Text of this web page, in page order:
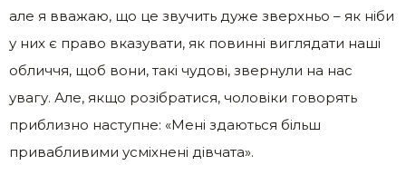
але я вважаю, що це звучить дуже зверхньо – як ніби
у них є право вказувати, як повинні виглядати наші
обличчя, щоб вони, такі чудові, звернули на нас
увагу. Але, якщо розібратися, чоловіки говорять
приблизно наступне: «Мені здаються більш
привабливими усміхнені дівчата».